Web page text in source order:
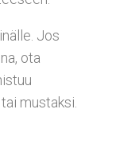
Jos
ota
mustaksi.